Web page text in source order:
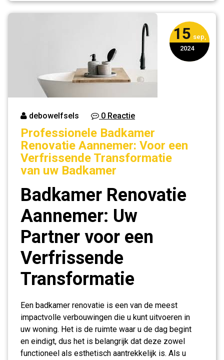
15 sep,
2024
debowelfsels 0 Reactie
Professionele Badkamer
Renovatie Aannemer: Voor een
Verfrissende Transformatie
van uw Badkamer
Badkamer Renovatie
Aannemer: Uw
Partner voor een
Verfrissende
Transformatie
Een badkamer renovatie is een van de meest
impactvolle verbouwingen die u kunt uitvoeren in
uw woning. Het is de ruimte waar u de dag begint
en eindigt, dus het is belangrijk dat deze zowel
functioneel als esthetisch aantrekkelijk is. Als u